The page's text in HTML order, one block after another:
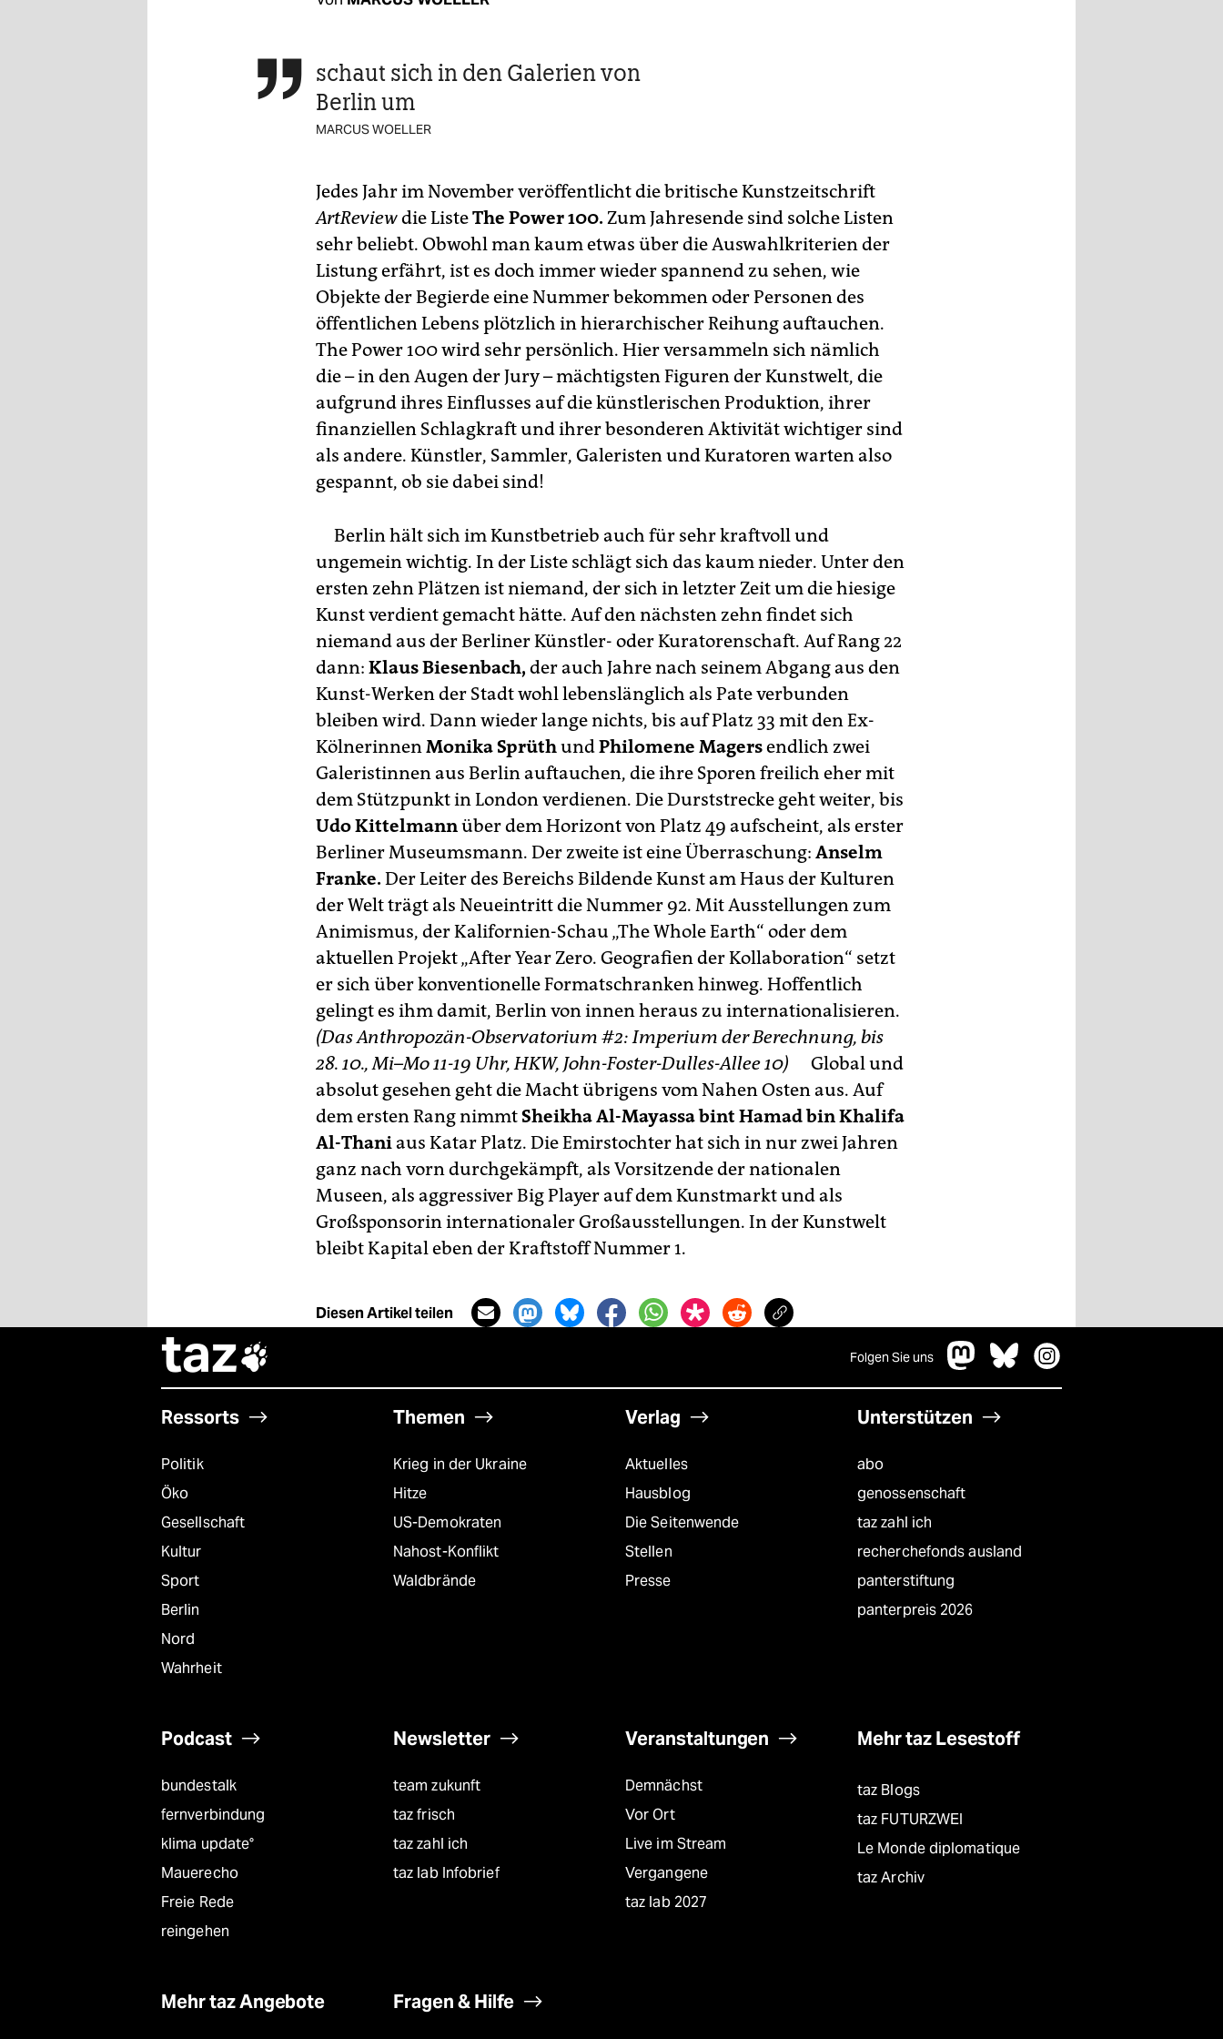
 schaut sich in den Galerien von
Berlin um
MARCUS WOELLER
Jedes Jahr im November veröffentlicht die britische Kunstzeitschrift
ArtReviewdie ListeThe Power 100. Zum Jahresende sind solche Listen
sehr beliebt. Obwohl man kaum etwas über die Auswahlkriterien der
Listung erfährt, ist es doch immer wieder spannend zu sehen, wie
Objekte der Begierde eine Nummer bekommen oder Personen des
öffentlichen Lebens plötzlich in hierarchischer Reihung auftauchen.
The Power 100 wird sehr persönlich. Hier versammeln sich nämlich
die – in den Augen der Jury – mächtigsten Figuren der Kunstwelt, die
aufgrund ihres Einflusses auf die künstlerischen Produktion, ihrer
finanziellen Schlagkraft und ihrer besonderen Aktivität wichtiger sind
als andere. Künstler, Sammler, Galeristen und Kuratoren warten also
gespannt, ob sie dabei sind!
Berlin hält sich im Kunstbetrieb auch für sehr kraftvoll und
ungemein wichtig. In der Liste schlägt sich das kaum nieder. Unter den
ersten zehn Plätzen ist niemand, der sich in letzter Zeit um die hiesige
Kunst verdient gemacht hätte. Auf den nächsten zehn findet sich
niemand aus der Berliner Künstler- oder Kuratorenschaft. Auf Rang 22
dann: Klaus Biesenbach, der auch Jahre nach seinem Abgang aus den
Kunst-Werken der Stadt wohl lebenslänglich als Pate verbunden
bleiben wird. Dann wieder lange nichts, bis auf Platz 33 mit den Ex-
KölnerinnenMonika SprüthundPhilomene Magersendlich zwei
Galeristinnen aus Berlin auftauchen, die ihre Sporen freilich eher mit
dem Stützpunkt in London verdienen. Die Durststrecke geht weiter, bis
Udo Kittelmannüber dem Horizont von Platz 49 aufscheint, als erster
Berliner Museumsmann. Der zweite ist eine Überraschung: Anselm
Franke. Der Leiter des Bereichs Bildende Kunst am Haus der Kulturen
der Welt trägt als Neueintritt die Nummer 92. Mit Ausstellungen zum
Animismus, der Kalifornien-Schau „The Whole Earth“ oder dem
aktuellen Projekt „After Year Zero. Geografien der Kollaboration“ setzt
er sich über konventionelle Formatschranken hinweg. Hoffentlich
gelingt es ihm damit, Berlin von innen heraus zu internationalisieren.
(Das Anthropozän-Observatorium #2: Imperium der Berechnung, bis
28. 10., Mi–Mo 11-19 Uhr, HKW, John-Foster-Dulles-Allee 10) Global und
absolut gesehen geht die Macht übrigens vom Nahen Osten aus. Auf
dem ersten Rang nimmtSheikha Al-Mayassa bint Hamad bin Khalifa
Al-Thaniaus Katar Platz. Die Emirstochter hat sich in nur zwei Jahren
ganz nach vorn durchgekämpft, als Vorsitzende der nationalen
Museen, als aggressiver Big Player auf dem Kunstmarkt und als
Großsponsorin internationaler Großausstellungen. In der Kunstwelt
bleibt Kapital eben der Kraftstoff Nummer 1.
Diesen Artikel teilen
taz Folgen Sie uns
Ressorts
Politik
Öko
Gesellschaft
Kultur
Sport
Berlin
Nord
Wahrheit
Themen
Krieg in der Ukraine
Hitze
US-Demokraten
Nahost-Konflikt
Waldbrände
Verlag
Aktuelles
Hausblog
Die Seitenwende
Stellen
Presse
Unterstützen
abo
genossenschaft
taz zahl ich
recherchefonds ausland
panterstiftung
panterpreis 2026
Podcast
bundestalk
fernverbindung
klima update°
Mauerecho
Freie Rede
reingehen
Newsletter
team zukunft
taz frisch
taz zahl ich
taz lab Infobrief
Veranstaltungen
Demnächst
Vor Ort
Live im Stream
Vergangene
taz lab 2027
Mehr taz Lesestoff
taz Blogs
taz FUTURZWEI
Le Monde diplomatique
taz Archiv
Mehr taz Angebote Fragen & Hilfe